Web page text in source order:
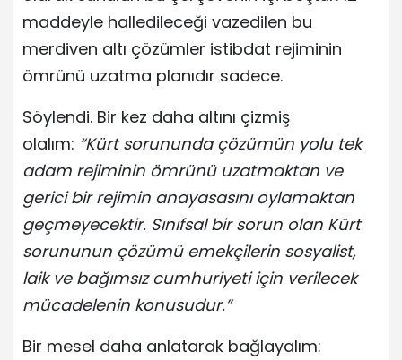
maddeyle halledileceği vazedilen bu
merdiven altı çözümler istibdat rejiminin
ömrünü uzatma planıdır sadece.
Söylendi. Bir kez daha altını çizmiş
olalım: “Kürt sorununda çözümün yolu tek
adam rejiminin ömrünü uzatmaktan ve
gerici bir rejimin anayasasını oylamaktan
geçmeyecektir. Sınıfsal bir sorun olan Kürt
sorununun çözümü emekçilerin sosyalist,
laik ve bağımsız cumhuriyeti için verilecek
mücadelenin konusudur.”
Bir mesel daha anlatarak bağlayalım: